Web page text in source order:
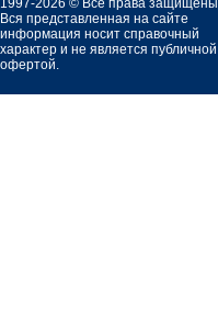
1997-2026 © Все права защищены
Вся представленная на сайте
информация носит справочный
характер и не является публичной
офертой.